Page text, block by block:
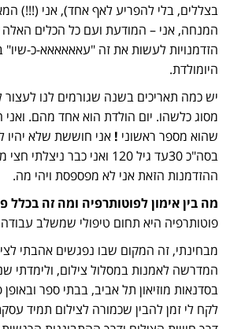
בצללים, בלי להפריע לאף אחד), אני (!!!)
המנחה, אני – המודעת ועם כל הכלים
הזדמנויות לעשות את זה "עאאאאאא-כ-שיו"
היומולדת.
יש כמה תאריכים בשנה שגורמים לנו
מסוג כלשהו. יום הולדת הוא אחד מהם. ואני
שהוא מספר ראשוני ! אני חוששת שלא יהיו
בסה"כ 30עד גיל 120 ואני כבר
ההזדמנות הזאת אני לא מפספסת ויהי מה.
מה בין אימון לפוטותרפיה ומה זה בכלל
פוטותרפיה היא תחום טיפולי שמשלב
מבחינתי, זה המקום שבו נפגשים אהבתי
המדרשה לאמנות במסלול צילום, ולימדתי
בסדנאות מוזיאון תל אביב, בבתי ספר
לקח לי זמן להבין שכמורה לצילום תמיד